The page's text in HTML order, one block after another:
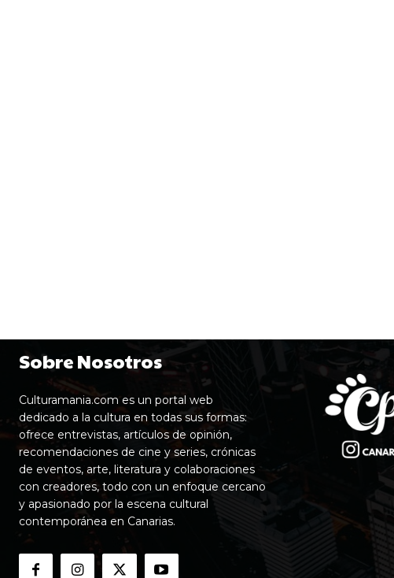
Sobre Nosotros
Culturamania.com es un portal web
dedicado a la cultura en todas sus formas:
ofrece entrevistas, artículos de opinión,
recomendaciones de cine y series, crónicas
de eventos, arte, literatura y colaboraciones
con creadores, todo con un enfoque cercano
y apasionado por la escena cultural
contemporánea en Canarias.